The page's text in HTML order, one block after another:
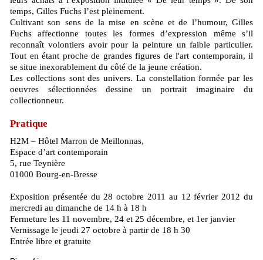
temps, Gilles Fuchs l’est pleinement.
Cultivant son sens de la mise en scène et de l’humour, Gilles
Fuchs affectionne toutes les formes d’expression même s’il
reconnaît volontiers avoir pour la peinture un faible particulier.
Tout en étant proche de grandes figures de l'art contemporain, il
se situe inexorablement du côté de la jeune création.
Les collections sont des univers. La constellation formée par les
oeuvres sélectionnées dessine un portrait imaginaire du
collectionneur.
Pratique
H2M – Hôtel Marron de Meillonnas,
Espace d’art contemporain
5, rue Teynière
01000 Bourg-en-Bresse
Exposition présentée du 28 octobre 2011 au 12 février 2012 du
mercredi au dimanche de 14 h à 18 h
Fermeture les 11 novembre, 24 et 25 décembre, et 1er janvier
Vernissage le jeudi 27 octobre à partir de 18 h 30
Entrée libre et gratuite